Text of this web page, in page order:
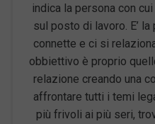
indica la persona con
sul posto di lavoro. E’
connette e ci si
obbiettivo è proprio
relazione creando una
affrontare tutti i temi
più frivoli ai più seri,